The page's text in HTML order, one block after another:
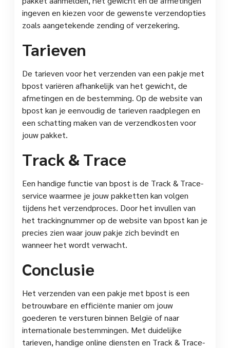
ingeven en kiezen voor de gewenste verzendopties
zoals aangetekende zending of verzekering.
Tarieven
De tarieven voor het verzenden van een pakje met
bpost variëren afhankelijk van het gewicht, de
afmetingen en de bestemming. Op de website van
bpost kan je eenvoudig de tarieven raadplegen en
een schatting maken van de verzendkosten voor
jouw pakket.
Track & Trace
Een handige functie van bpost is de Track & Trace-
service waarmee je jouw pakketten kan volgen
tijdens het verzendproces. Door het invullen van
het trackingnummer op de website van bpost kan je
precies zien waar jouw pakje zich bevindt en
wanneer het wordt verwacht.
Conclusie
Het verzenden van een pakje met bpost is een
betrouwbare en efficiënte manier om jouw
goederen te versturen binnen België of naar
internationale bestemmingen. Met duidelijke
tarieven, handige online diensten en Track & Trace-